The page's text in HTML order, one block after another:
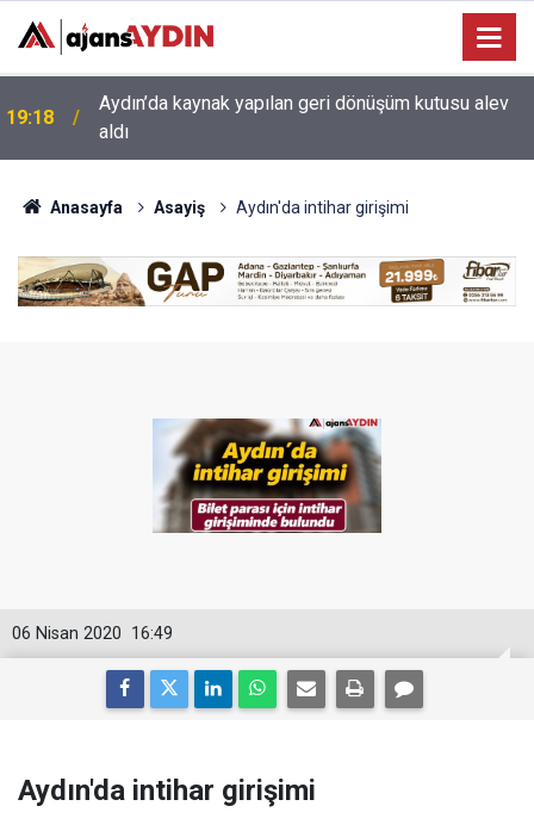
17:34 Aydın’da otomobil karşı şeritteki araca çarptı
Anasayfa Asayiş Aydın'da intihar girişimi
16:49
06 Nisan 2020
Aydın'da intihar girişimi